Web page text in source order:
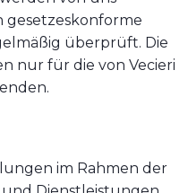
gesetzeskonforme
überprüft. Die
nur für die von Vecieri
im Rahmen der